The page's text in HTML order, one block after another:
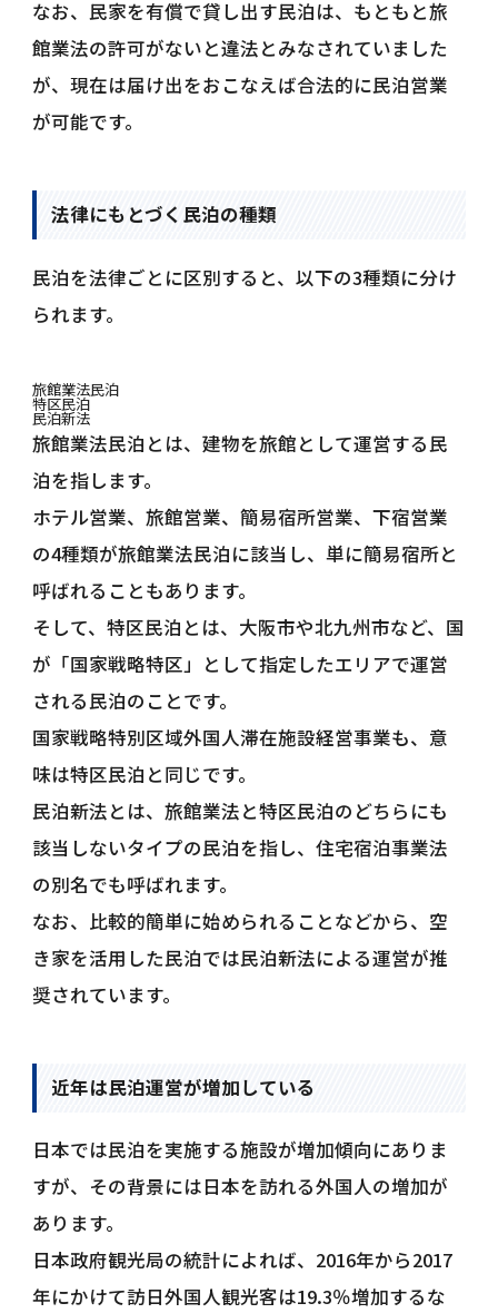
なお、民家を有償で貸し出す民泊は、もともと旅
館業法の許可がないと違法とみなされていました
が、現在は届け出をおこなえば合法的に民泊営業
が可能です。
法律にもとづく民泊の種類
民泊を法律ごとに区別すると、以下の3種類に分け
られます。
旅館業法民泊
特区民泊
民泊新法
旅館業法民泊とは、建物を旅館として運営する民
泊を指します。
ホテル営業、旅館営業、簡易宿所営業、下宿営業
の4種類が旅館業法民泊に該当し、単に簡易宿所と
呼ばれることもあります。
そして、特区民泊とは、大阪市や北九州市など、国
が「国家戦略特区」として指定したエリアで運営
される民泊のことです。
国家戦略特別区域外国人滞在施設経営事業も、意
味は特区民泊と同じです。
民泊新法とは、旅館業法と特区民泊のどちらにも
該当しないタイプの民泊を指し、住宅宿泊事業法
の別名でも呼ばれます。
なお、比較的簡単に始められることなどから、空
き家を活用した民泊では民泊新法による運営が推
奨されています。
近年は民泊運営が増加している
日本では民泊を実施する施設が増加傾向にありま
すが、その背景には日本を訪れる外国人の増加が
あります。
日本政府観光局の統計によれば、2016年から2017
年にかけて訪日外国人観光客は19.3％増加するな